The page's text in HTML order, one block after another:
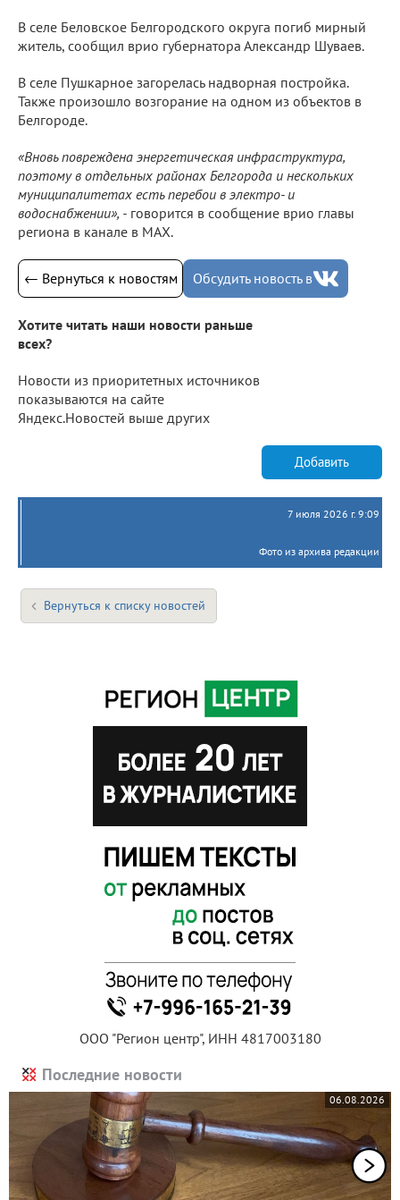
В селе Беловское Белгородского округа погиб мирный
житель, сообщил врио губернатора Александр Шуваев.
В селе Пушкарное загорелась надворная постройка.
Также произошло возгорание на одном из объектов в
Белгороде.
«Вновь повреждена энергетическая инфраструктура,
поэтому в отдельных районах Белгорода и нескольких
муниципалитетах есть перебои в электро- и
водоснабжении», - говорится в сообщение врио главы
региона в канале в МАХ.
← Вернуться к новостям Обсудить новость в
Хотите читать наши новости раньше
всех?
Новости из приоритетных источников
показываются на сайте
Яндекс.Новостей выше других
Добавить
7 июля 2026 г. 9:09
Фото из архива редакции
Вернуться к списку новостей
ООО "Регион центр", ИНН 4817003180
Последние новости
06.08.2026